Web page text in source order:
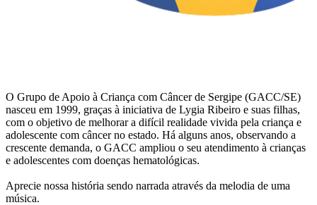
O Grupo de Apoio à Criança com Câncer de Sergipe (GACC/SE)
nasceu em 1999, graças à iniciativa de Lygia Ribeiro e suas filhas,
com o objetivo de melhorar a difícil realidade vivida pela criança e
adolescente com câncer no estado. Há alguns anos, observando a
crescente demanda, o GACC ampliou o seu atendimento à crianças
e adolescentes com doenças hematológicas.
Aprecie nossa história sendo narrada através da melodia de uma
música.